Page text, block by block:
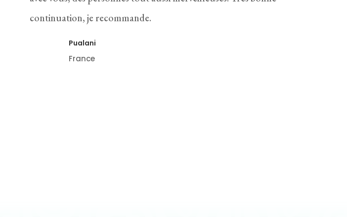
continuation, je recommande.
Pualani
France